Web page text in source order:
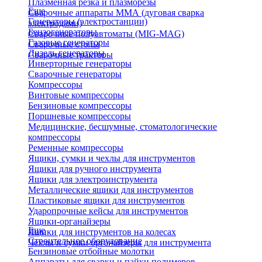
Плазменная резка и плазморезы
Сварочные аппараты ММА (дуговая сварка
электродами)
Сварочные полуавтоматы (MIG-MAG)
Сварочные столы
Сварочные тракторы
Еще
Генераторы (электростанции)
Бензогенераторы
Газовые генераторы
Дизель генераторы
Инверторные генераторы
Сварочные генераторы
Компрессоры
Винтовые компрессоры
Бензиновые компрессоры
Поршневые компрессоры
Медицинские, бесшумные, стоматологические
компрессоры
Ременные компрессоры
Ящики, сумки и чехлы для инструментов
Ящики для ручного инструмента
Ящики для электроинструмента
Металлические ящики для инструментов
Пластиковые ящики для инструментов
Ударопрочные кейсы для инструментов
Ящики-органайзеры
Ящики для инструментов на колесах
Чехлы и сумки органайзеры для инструмента
Еще
Строительное оборудование
Бензиновые отбойные молотки